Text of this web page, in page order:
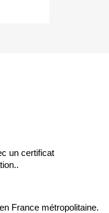
un certificat
France métropolitaine.